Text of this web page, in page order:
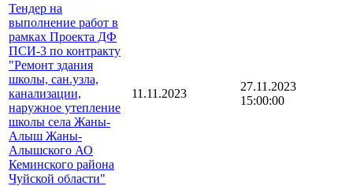
Тендер на
выполнение работ в
рамках Проекта ДФ
ПСИ-3 по контракту
"Ремонт здания
школы, сан.узла,
канализации,
наружное утепление
школы села Жаны-
Алыш Жаны-
Алышского АО
Кеминского района
Чуйской области"
11.11.2023
27.11.2023
15:00:00